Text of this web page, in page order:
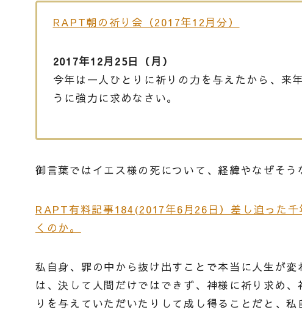
RAPT朝の祈り会（2017年12月分）
2017年12月25日（月）
今年は一人ひとりに祈りの力を与えたから、来
うに強力に求めなさい。
御言葉ではイエス様の死について、経緯やなぜそう
RAPT有料記事184(2017年6月26日）差し迫った
くのか。
私自身、罪の中から抜け出すことで本当に人生が
は、決して人間だけではできず、神様に祈り求め
りを与えていただいたりして成し得ることだと、私